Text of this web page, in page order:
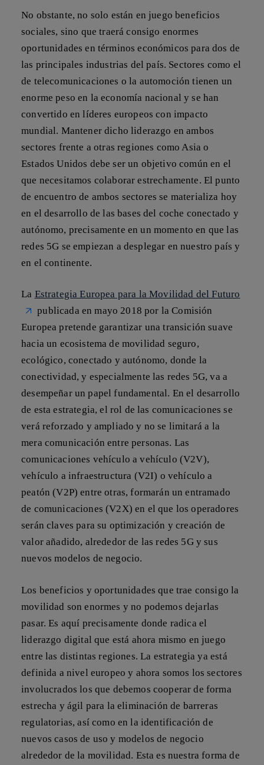
No obstante, no solo están en juegobeneficios
sociales, sino que traerá consigo enormes
oportunidades en términos económicos para dos de
las principales industrias del país. Sectores como el
de telecomunicaciones o la automoción tienen un
enorme peso en la economía nacional y se han
convertido en líderes europeos con impacto
mundial. Mantener dicho liderazgo en ambos
sectores frente a otras regiones como Asia o
Estados Unidos debe ser un objetivo común en el
que necesitamos colaborar estrechamente. El punto
de encuentro de ambos sectores se materializa hoy
en el desarrollo de las bases del coche conectado y
autónomo, precisamente en un momento en que las
redes 5G se empiezan a desplegar en nuestro país y
en el continente.
La Estrategia Europea para la Movilidad del Futuro
publicada en mayo 2018 por la Comisión
Europea pretende garantizar una transición suave
haciaun ecosistema de movilidad seguro,
ecológico, conectado y autónomo, donde la
conectividad, y especialmente las redes 5G, va a
desempeñar un papel fundamental. En el desarrollo
de esta estrategia, el rol de las comunicaciones se
verá reforzado y ampliado y no se limitará a la
mera comunicación entre personas. Las
comunicaciones vehículo a vehículo (V2V),
vehículo a infraestructura (V2I) o vehículo a
peatón (V2P) entre otras, formarán un entramado
de comunicaciones (V2X) en el que los operadores
serán claves para su optimización y creación de
valor añadido, alrededor de las redes 5G y sus
nuevos modelos de negocio.
Los beneficios y oportunidades que trae consigo la
movilidad son enormes y no podemos dejarlas
pasar. Es aquí precisamente donde radica el
liderazgo digitalque está ahora mismo en juego
entre las distintas regiones. La estrategia ya está
definida a nivel europeo y ahora somos los sectores
involucrados los que debemos cooperar de forma
estrecha y ágil para la eliminación de barreras
regulatorias, así como en la identificación de
nuevos casos de uso y modelos de negocio
alrededor de la movilidad. Esta es nuestra forma de